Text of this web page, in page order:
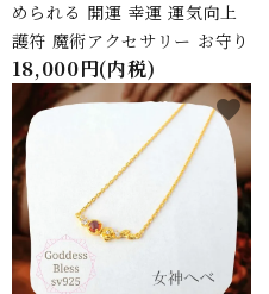
められる 開運 幸運 運気向上
護符 魔術アクセサリー お守り
18,000円(内税)
favorite